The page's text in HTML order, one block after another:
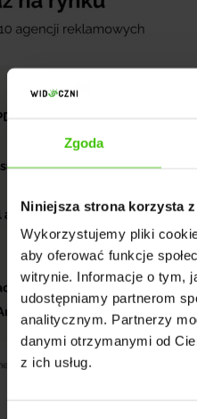
Zgoda
Niniejsza strona korzysta
Wykorzystujemy pliki
aby oferować funkcje
witrynie. Informacje o tym,
udostępniamy partnerom
analitycznym. Partnerzy
danymi otrzymanymi od
z ich usług.